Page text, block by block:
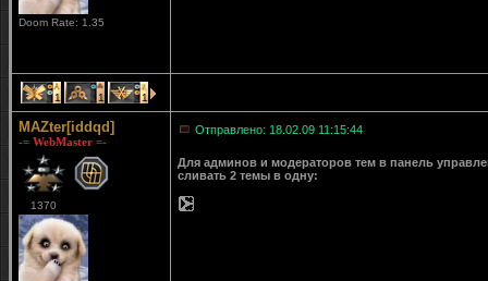
Doom Rate: 1.35
1 1 1
MAZter[iddqd]
-= WebMaster =-
1370
Отправлено: 18.02.09 11:15:44
Для админов и модераторов тем в панель
сливать 2 темы в одну: